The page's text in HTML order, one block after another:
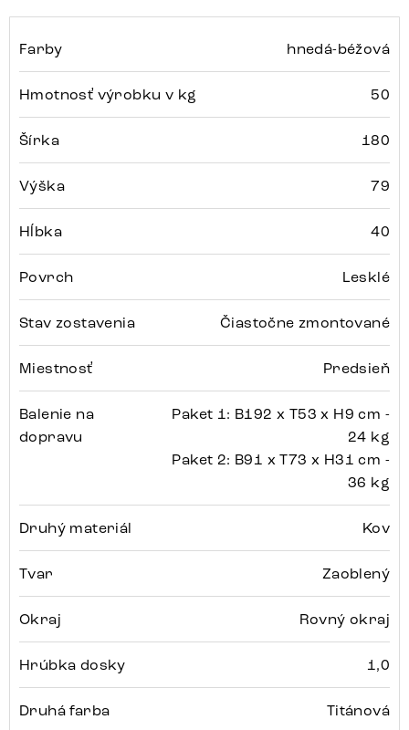
Farby hnedá-béžová
Hmotnosť výrobku v kg 50
Šírka 180
Výška 79
Hĺbka 40
Povrch Lesklé
Stav zostavenia Čiastočne zmontované
Miestnosť Predsieň
Balenie na
dopravu
Paket 1: B192 x T53 x H9 cm -
24 kg
Paket 2: B91 x T73 x H31 cm -
36 kg
Druhý materiál Kov
Tvar Zaoblený
Okraj Rovný okraj
Hrúbka dosky 1,0
Druhá farba Titánová